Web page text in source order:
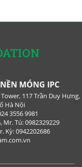
MÓNG IPC
117 Trần Duy Hưng,
Hà Nội
3556 9981
Mr. Tú: 0982329229
Kỳ: 0942202686